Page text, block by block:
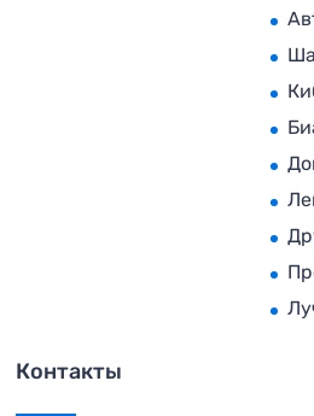
Контакты